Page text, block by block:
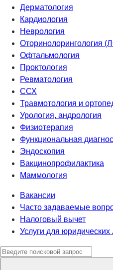
Дерматология
Кардиология
Неврология
Оторинолорингология
Офтальмология
Проктология
Ревматология
ССХ
Травмотология и
Урология, андрология
Физиотерапия
Функциональная
Эндоскопия
Вакцинопрофилактика
Маммология
Вакансии
Часто задаваемые
Налоговый вычет
Услуги для юридических